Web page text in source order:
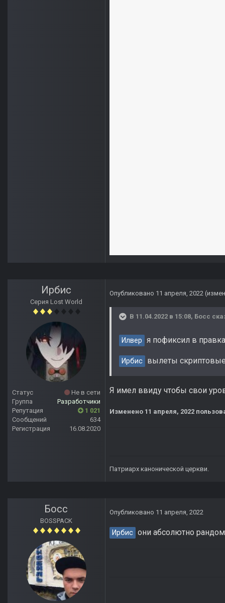
Ирбис
Серия Lost World
Статус
Не в сети
Группа
Разработчики
Репутация
1 021
Сообщений
634
Регистрация
16.08.2020
Опубликовано 11 апреля, 2022
В 11.04.2022 в 15:08, Босс
Илвер я пофиксил в
Ирбис вылеты
Я имел ввиду чтобы свои
Изменено 11 апреля, 2022
Патриарх канонической церкви.
Босс
BOSSPACK
Опубликовано 11 апреля, 2022
Ирбис они абсолютно